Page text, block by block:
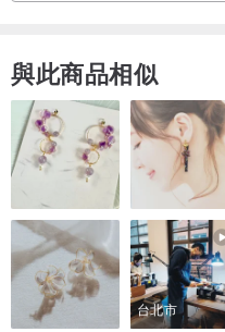
與此商品相似
台北市